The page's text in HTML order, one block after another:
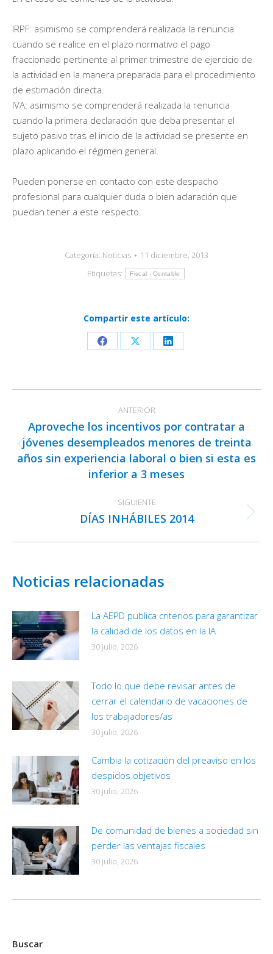
IRPF: asimismo se comprenderá realizada la renuncia
cuando se realice en el plazo normativo el pago
fraccionado pertinente al primer trimestre de ejercicio de
la actividad en la manera preparada para el procedimiento
de estimación directa.
IVA: asimismo se comprenderá realizada la renuncia
cuando la primera declaración que deba presentar el
sujeto pasivo tras el inicio de la actividad se presente en
plazo aplicando el régimen general.
Pueden ponerse en contacto con este despacho
profesional para cualquier duda o bien aclaración que
puedan tener a este respecto.
Categoría: Noticias
11 diciembre, 2013
Etiquetas:
Fiscal - Contable
Compartir este artículo:
Share
Facebook
Share
X
Share
LinkedIn
entre
publicaciones
ANTERIOR
Publicación
anterior:
Aproveche los incentivos por contratar a
jóvenes desempleados menores de treinta
años sin experiencia laboral o bien si esta es
inferior a 3 meses
SIGUIENTE
Publicación
DÍAS INHÁBILES 2014
Noticias relacionadas
La AEPD publica criterios para garantizar
la calidad de los datos en la IA
30 julio, 2026
Todo lo que debe revisar antes de
cerrar el calendario de vacaciones de
los trabajadores/as
30 julio, 2026
Cambia la cotización del preaviso en los
despidos objetivos
30 julio, 2026
De comunidad de bienes a sociedad sin
perder las ventajas fiscales
30 julio, 2026
Buscar